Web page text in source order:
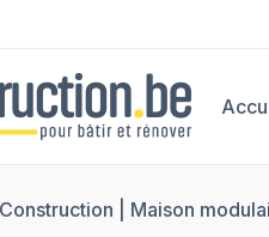
Construction Maison